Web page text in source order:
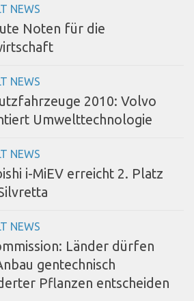
NEWS
Noten für die
NEWS
2010: Volvo
Umwelttechnologie
NEWS
i-MiEV erreicht 2. Platz
NEWS
Länder dürfen
gentechnisch
Pflanzen entscheiden